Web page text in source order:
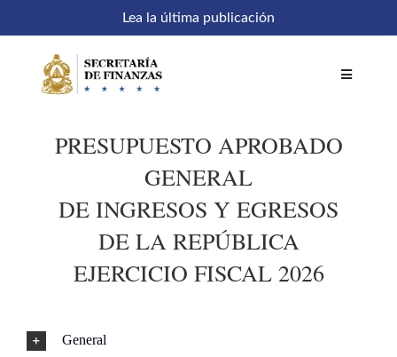
contenido
Lea la última publicación
Toggle
PRESUPUESTO APROBADO
GENERAL
DE INGRESOS Y EGRESOS
DE LA REPÚBLICA
EJERCICIO FISCAL 2026
General